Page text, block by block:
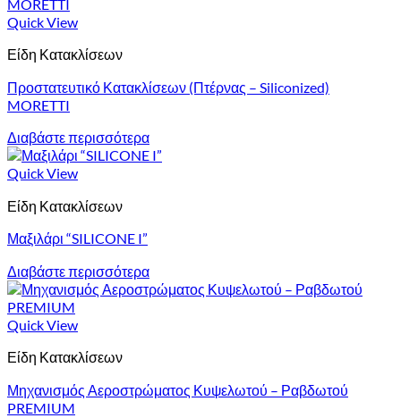
Quick View
Είδη Κατακλίσεων
Προστατευτικό Κατακλίσεων (Πτέρνας – Siliconized)
MORETTI
Διαβάστε περισσότερα
Quick View
Είδη Κατακλίσεων
Μαξιλάρι “SILICONE I”
Διαβάστε περισσότερα
Quick View
Είδη Κατακλίσεων
Μηχανισμός Αεροστρώματος Κυψελωτού – Ραβδωτού
PREMIUM